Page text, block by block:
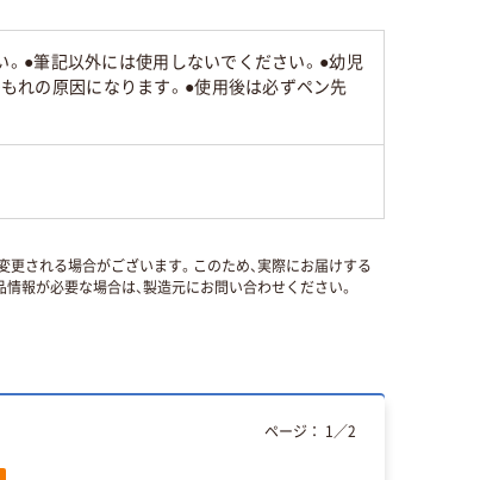
。●筆記以外には使用しないでください。●幼児
れの原因になります。●使用後は必ずペン先
更される場合がございます。このため、実際にお届けする
報が必要な場合は、製造元にお問い合わせください。
ページ： 1 ／2